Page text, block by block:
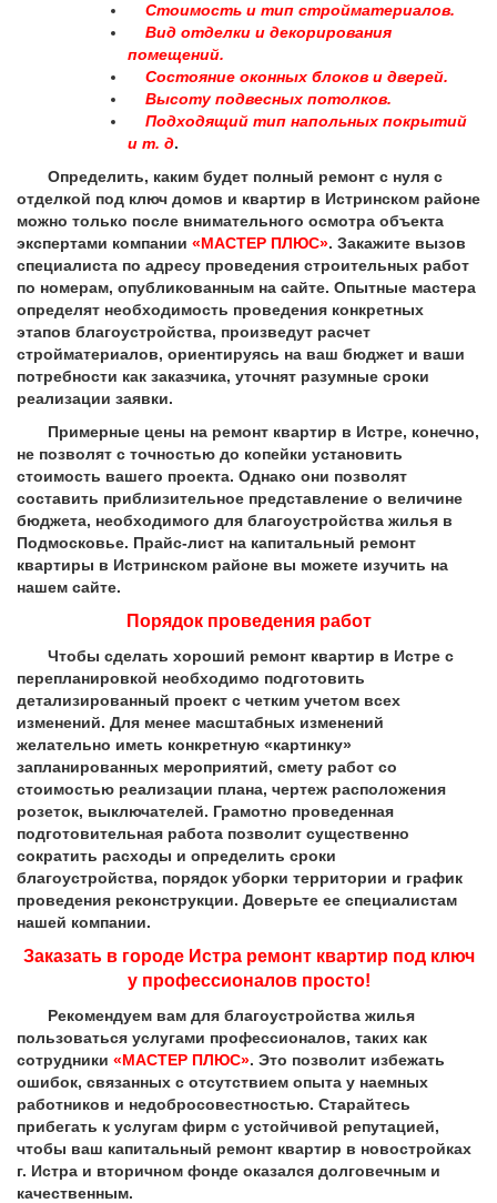
Стоимость и тип стройматериалов.
Вид отделки и декорирования
помещений.
Состояние оконных блоков и дверей.
Высоту подвесных потолков.
Подходящий тип напольных покрытий
и т. д.
Определить, каким будет полный ремонт с нуля с
отделкой под ключ домов и квартир в Истринском районе
можно только после внимательного осмотра объекта
экспертами компании «МАСТЕР ПЛЮС». Закажите вызов
специалиста по адресу проведения строительных работ
по номерам, опубликованным на сайте. Опытные мастера
определят необходимость проведения конкретных
этапов благоустройства, произведут расчет
стройматериалов, ориентируясь на ваш бюджет и ваши
потребности как заказчика, уточнят разумные сроки
реализации заявки.
Примерные цены на ремонт квартир в Истре, конечно,
не позволят с точностью до копейки установить
стоимость вашего проекта. Однако они позволят
составить приблизительное представление о величине
бюджета, необходимого для благоустройства жилья в
Подмосковье. Прайс-лист на капитальный ремонт
квартиры в Истринском районе вы можете изучить на
нашем сайте.
Порядок проведения работ
Чтобы сделать хороший ремонт квартир в Истре с
перепланировкой необходимо подготовить
детализированный проект с четким учетом всех
изменений. Для менее масштабных изменений
желательно иметь конкретную «картинку»
запланированных мероприятий, смету работ со
стоимостью реализации плана, чертеж расположения
розеток, выключателей. Грамотно проведенная
подготовительная работа позволит существенно
сократить расходы и определить сроки
благоустройства, порядок уборки территории и график
проведения реконструкции. Доверьте ее специалистам
нашей компании.
Заказать в городе Истра ремонт квартир под ключ
у профессионалов просто!
Рекомендуем вам для благоустройства жилья
пользоваться услугами профессионалов, таких как
сотрудники «МАСТЕР ПЛЮС». Это позволит избежать
ошибок, связанных с отсутствием опыта у наемных
работников и недобросовестностью. Старайтесь
прибегать к услугам фирм с устойчивой репутацией,
чтобы ваш капитальный ремонт квартир в новостройках
г. Истра и вторичном фонде оказался долговечным и
качественным.